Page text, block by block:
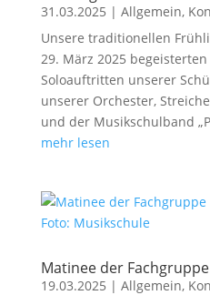
31.03.2025 | Allgemein,
Unsere traditionellen
29. März 2025
Soloauftritten unserer
unserer Orchester,
und der Musikschulband
mehr lesen
Foto: Musikschule
Matinee der
19.03.2025 | Allgemein,